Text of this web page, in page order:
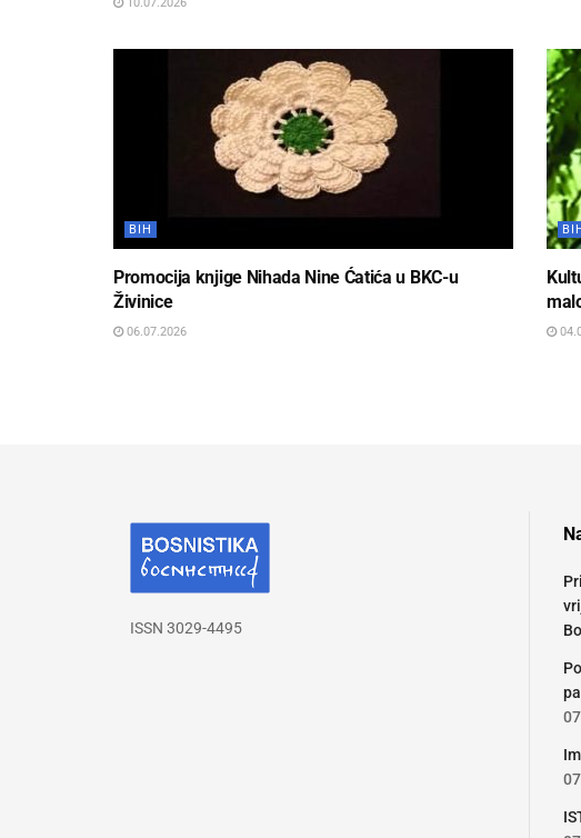
10.07.2026
BIH
Promocija knjige Nihada Nine Ćatića u BKC-u
Živinice
06.07.2026
BIH
ISSN 3029-4495